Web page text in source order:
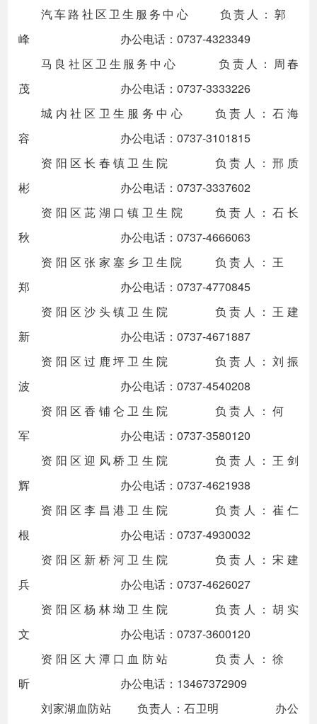
汽车路社区卫生服务中心 负责人：郭
峰 办公电话：0737-4323349
马良社区卫生服务中心 负责人：周春
茂 办公电话：0737-3333226
城内社区卫生服务中心 负责人：石海
容 办公电话：0737-3101815
资阳区长春镇卫生院 负责人：邢质
彬 办公电话：0737-3337602
资阳区茈湖口镇卫生院 负责人：石长
秋 办公电话：0737-4666063
资阳区张家塞乡卫生院 负责人：王
郑 办公电话：0737-4770845
资阳区沙头镇卫生院 负责人：王建
新 办公电话：0737-4671887
资阳区过鹿坪卫生院 负责人：刘振
波 办公电话：0737-4540208
资阳区香铺仑卫生院 负责人：何
军 办公电话：0737-3580120
资阳区迎风桥卫生院 负责人：王剑
辉 办公电话：0737-4621938
资阳区李昌港卫生院 负责人：崔仁
根 办公电话：0737-4930032
资阳区新桥河卫生院 负责人：宋建
兵 办公电话：0737-4626027
资阳区杨林坳卫生院 负责人：胡实
文 办公电话：0737-3600120
资阳区大潭口血防站 负责人：徐
昕 办公电话：13467372909
刘家湖血防站 负责人：石卫明 办公